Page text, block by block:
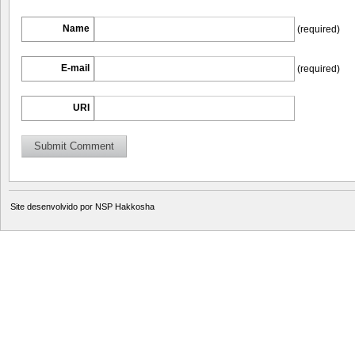
Name (required)
E-mail (required)
URI
Site desenvolvido por NSP Hakkosha